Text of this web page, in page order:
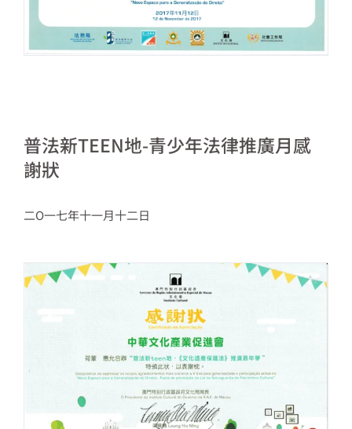
普法新TEEN地-青少年法律推廣月感
謝狀
二O一七年十一月十二日